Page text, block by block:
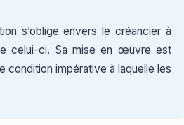
s’oblige envers le créancier à
celui-ci. Sa mise en œuvre est
condition impérative à laquelle les